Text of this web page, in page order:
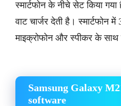
स्मार्टफोन के नीचे सेट किया
वाट चार्जर देती है। स्मार्टफोन
माइक्रोफोन और स्पीकर के साथ
Samsung Galaxy
software